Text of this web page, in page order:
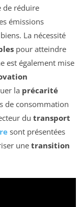
de réduire
émissions
La nécessité
pour atteindre
est également mise
la précarité
de consommation
du transport
sont présentées
une transition